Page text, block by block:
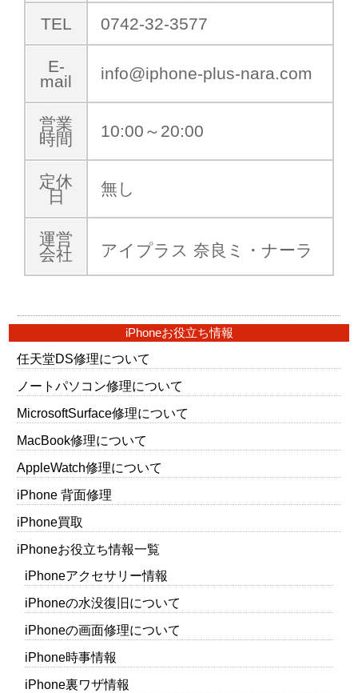
TEL
0742-32-3577
E-
mail
info@iphone-plus-nara.com
営業
時間
10:00～20:00
定休
日
無し
運営
会社
アイプラス 奈良ミ・ナーラ
iPhoneお役立ち情報
任天堂DS修理について
ノートパソコン修理について
MicrosoftSurface修理について
MacBook修理について
AppleWatch修理について
iPhone 背面修理
iPhone買取
iPhoneお役立ち情報一覧
iPhoneアクセサリー情報
iPhoneの水没復旧について
iPhoneの画面修理について
iPhone時事情報
iPhone裏ワザ情報